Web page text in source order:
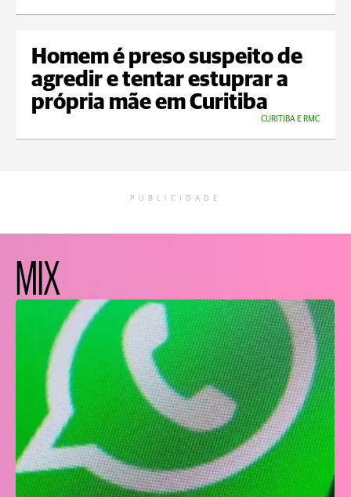
Homem é preso suspeito de
agredir e tentar estuprar a
própria mãe em Curitiba
CURITIBA E RMC
PUBLICIDADE
MIX